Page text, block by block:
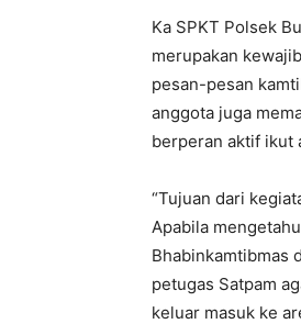
Ka SPKT Polsek
merupakan
pesan-pesan
anggota juga
berperan aktif ikut
“Tujuan dari
Apabila
Bhabinkamtibmas
petugas Satpam
keluar masuk ke